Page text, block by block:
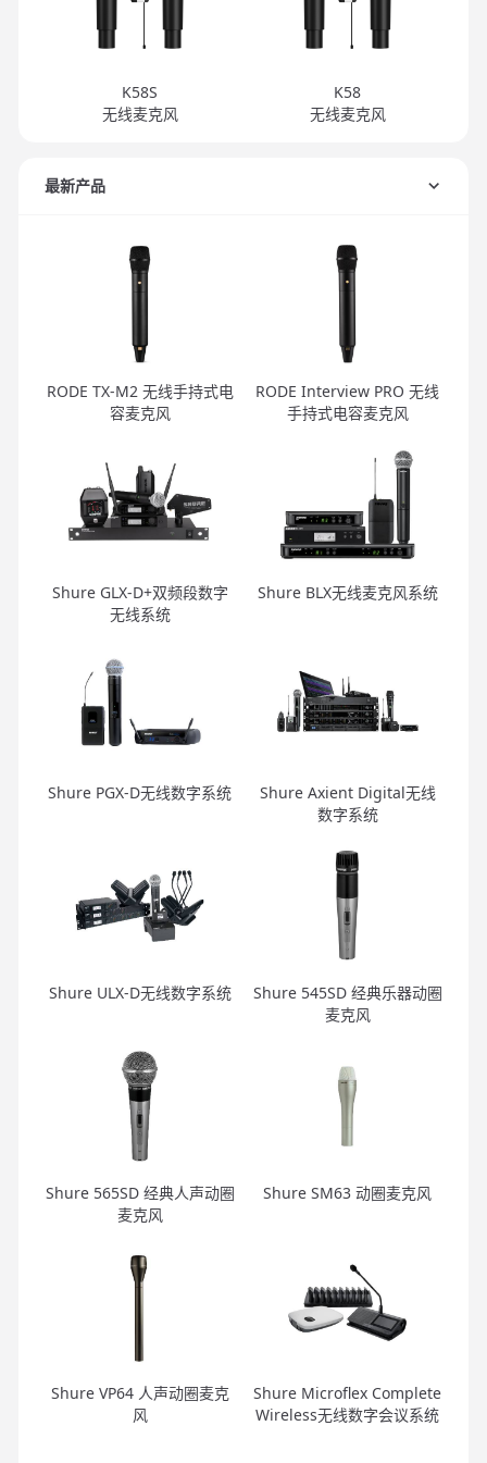
K58S
无线麦克风
K58
无线麦克风
最新产品
RODE TX-M2 无线手持式电
容麦克风
RODE Interview PRO 无线
手持式电容麦克风
Shure GLX-D+双频段数字
无线系统
Shure BLX无线麦克风系统
Shure PGX-D无线数字系统
Shure Axient Digital无线
数字系统
Shure ULX-D无线数字系统
Shure 545SD 经典乐器动圈
麦克风
Shure 565SD 经典人声动圈
麦克风
Shure SM63 动圈麦克风
Shure VP64 人声动圈麦克
风
Shure Microflex Complete
Wireless无线数字会议系统